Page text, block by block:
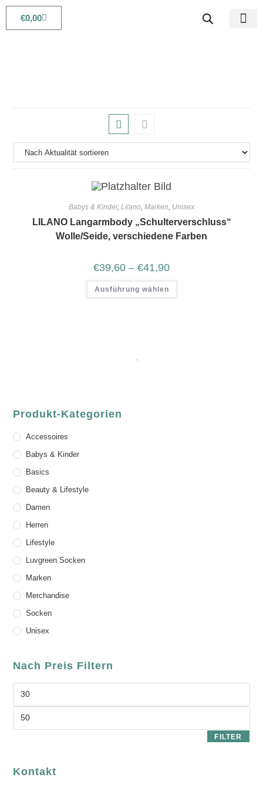
€0,00
Babys & Kinder, Lilano, Marken, Unisex
LILANO Langarmbody „Schulterverschluss“
Wolle/Seide, verschiedene Farben
€39,60 – €41,90
Ausführung wählen
Produkt-Kategorien
Accessoires
Babys & Kinder
Basics
Beauty & Lifestyle
Damen
Herren
Lifestyle
Luvgreen Socken
Marken
Merchandise
Socken
Unisex
Nach Preis Filtern
FILTER
Kontakt